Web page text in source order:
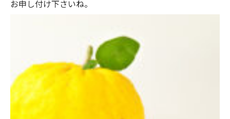
お申し付け下さいね。